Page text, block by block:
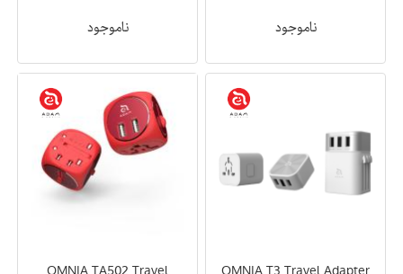
ناموجود ناموجود
OMNIA T3 Travel Adapter
OMNIA TA502 Travel